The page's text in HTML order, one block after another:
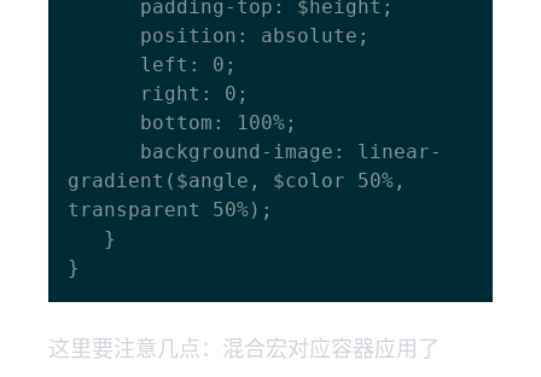
gradient($angle, $color 50%,
transparent 50%);
这里要注意几点：混合宏对应容器应用了